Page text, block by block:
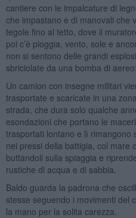
cantiere con le impalcature di
che impastano e di manovali che
tegole fino al tetto, dove il
poi c’è pioggia, vento, sole e
non si sentono delle grandi
sbriciolate da una bomba di
Un camion con insegne militari
trasportate e scaricate in una
strada, che dura solo qualche
esondazioni che portano le
trasportati lontano e lì rimangono
nei pressi della battigia, col mare
buttandoli sulla spiaggia e
rustiche di acqua e di sabbia.
Baldo guarda la padrona che
stesse seguendo i movimenti del
la mano per la solita carezza.